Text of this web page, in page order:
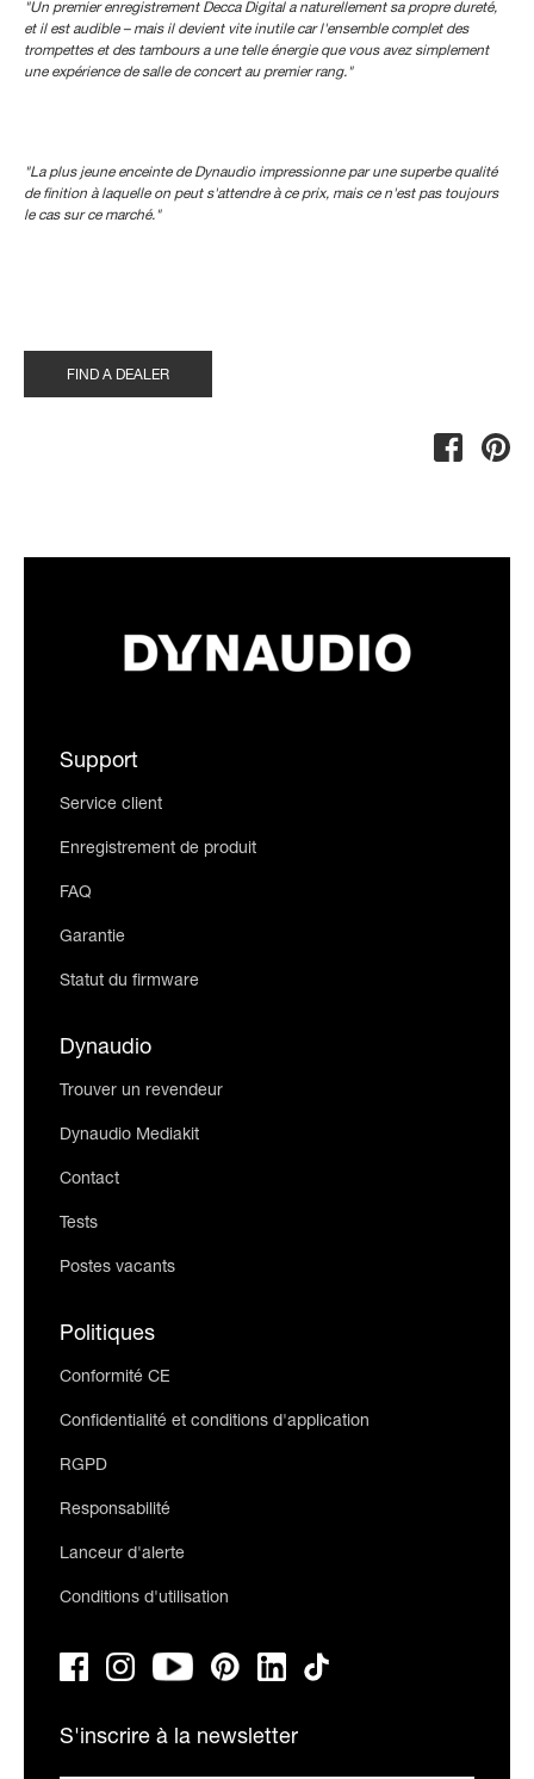
"Un premier enregistrement Decca Digital a naturellement sa propre dureté,
et il est audible – mais il devient vite inutile car l'ensemble complet des
trompettes et des tambours a une telle énergie que vous avez simplement
une expérience de salle de concert au premier rang."
"La plus jeune enceinte de Dynaudio impressionne par une superbe qualité
de finition à laquelle on peut s'attendre à ce prix, mais ce n'est pas toujours
le cas sur ce marché."
FIND A DEALER
Support
Service client
Enregistrement de produit
FAQ
Garantie
Statut du firmware
Dynaudio
Trouver un revendeur
Dynaudio Mediakit
Contact
Tests
Postes vacants
Politiques
Conformité CE
Confidentialité et conditions d'application
RGPD
Responsabilité
Lanceur d'alerte
Conditions d'utilisation
S'inscrire à la newsletter